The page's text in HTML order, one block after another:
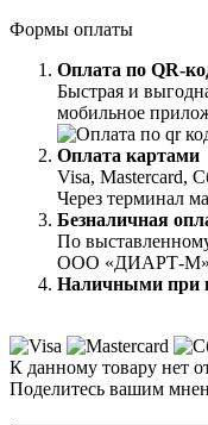
Формы оплаты
Оплата по QR-
Быстрая и
мобильное
Оплата картами
Visa, Mastercard,
Через терминал
Безналичная
По
ООО «ДИАРТ-М»
Наличными при
К данному товару нет
Поделитесь вашим